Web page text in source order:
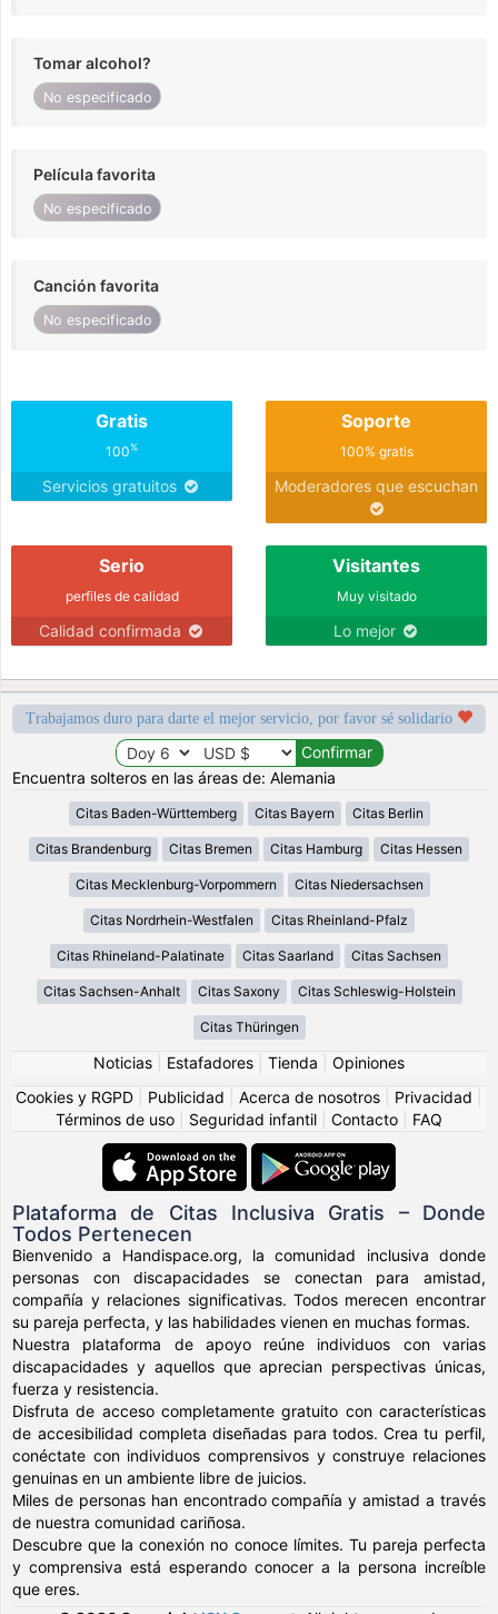
Tomar alcohol?
No especificado
Película favorita
No especificado
Canción favorita
No especificado
Gratis
100%
Servicios gratuitos
Soporte
100% gratis
Moderadores que escuchan
Serio
perfiles de calidad
Calidad confirmada
Visitantes
Muy visitado
Lo mejor
Trabajamos duro para darte el mejor servicio, por favor sé solidario
Encuentra solteros en las áreas de: Alemania
Citas Baden-Württemberg Citas Bayern Citas Berlin
Citas Brandenburg Citas Bremen Citas Hamburg Citas Hessen
Citas Mecklenburg-Vorpommern Citas Niedersachsen
Citas Nordrhein-Westfalen Citas Rheinland-Pfalz
Citas Rhineland-Palatinate Citas Saarland Citas Sachsen
Citas Sachsen-Anhalt Citas Saxony Citas Schleswig-Holstein
Citas Thüringen
Noticias Estafadores Tienda
Opiniones
Cookies y RGPD
Publicidad Acerca de nosotros Privacidad
Términos de uso
Seguridad infantil Contacto FAQ
Plataforma de Citas Inclusiva Gratis – Donde
Todos Pertenecen
Bienvenido a Handispace.org, la comunidad inclusiva donde
personas con discapacidades se conectan para amistad,
compañía y relaciones significativas. Todos merecen encontrar
su pareja perfecta, y las habilidades vienen en muchas formas.
Nuestra plataforma de apoyo reúne individuos con varias
discapacidades y aquellos que aprecian perspectivas únicas,
fuerza y resistencia.
Disfruta de acceso completamente gratuito con características
de accesibilidad completa diseñadas para todos. Crea tu perfil,
conéctate con individuos comprensivos y construye relaciones
genuinas en un ambiente libre de juicios.
Miles de personas han encontrado compañía y amistad a través
de nuestra comunidad cariñosa.
Descubre que la conexión no conoce límites. Tu pareja perfecta
y comprensiva está esperando conocer a la persona increíble
que eres.